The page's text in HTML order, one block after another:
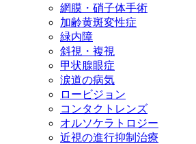
網膜・硝子体手術
加齢黄斑変性症
緑内障
斜視・複視
甲状腺眼症
涙道の病気
ロービジョン
コンタクトレンズ
オルソケラトロジー
近視の進行抑制治療